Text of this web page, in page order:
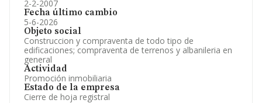
2-2-2007
Fecha último cambio
5-6-2026
Objeto social
Construccion y compraventa de todo tipo de
edificaciones; compraventa de terrenos y albanileria en
general
Actividad
Promoción inmobiliaria
Estado de la empresa
Cierre de hoja registral